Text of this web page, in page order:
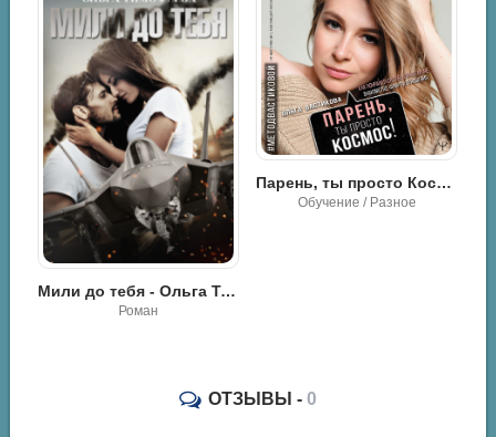
Парень, ты просто Космос! Как понравиться себе, ей и ее маме. Знакомство, флирт и отношения #МетодВастиковой
Обучение / Разное
ОТЗЫВЫ - 0